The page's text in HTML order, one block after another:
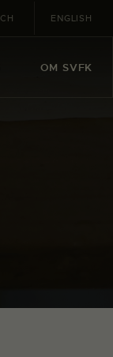
ENGLISH
OM SVFK